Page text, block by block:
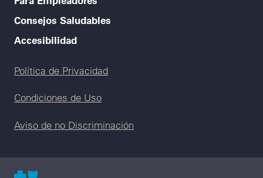
Consejos Saludables
Accesibilidad
Legal menu
Política de Privacidad
Condiciones de Uso
Aviso de no Discriminación